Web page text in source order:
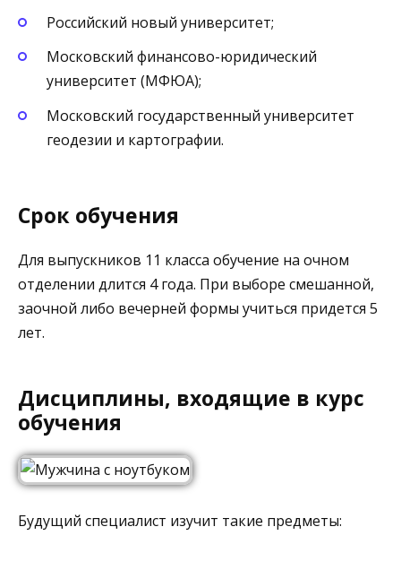
Российский новый университет;
Московский финансово-юридический
университет (МФЮА);
Московский государственный университет
геодезии и картографии.
Срок обучения
Для выпускников 11 класса обучение на очном
отделении длится 4 года. При выборе смешанной,
заочной либо вечерней формы учиться придется 5
лет.
Дисциплины, входящие в курс
обучения
Будущий специалист изучит такие предметы: